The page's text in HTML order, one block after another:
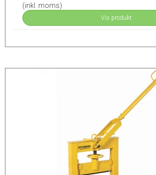
(inkl. moms)
Vis produkt